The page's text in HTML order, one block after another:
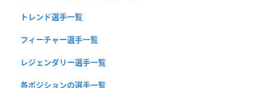
トレンド選手一覧
フィーチャー選手一覧
レジェンダリー選手一覧
各ポジションの選手一覧